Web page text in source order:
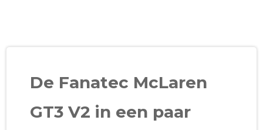
De Fanatec McLaren
GT3 V2 in een paar